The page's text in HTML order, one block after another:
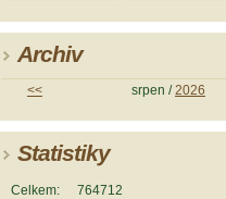
Archiv
<< srpen / 2026
Statistiky
Celkem:
764712